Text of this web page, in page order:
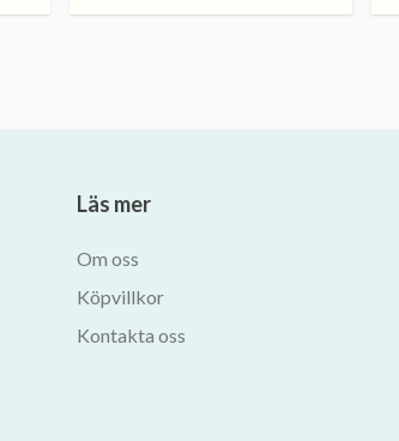
Läs mer
Om oss
Köpvillkor
Kontakta oss